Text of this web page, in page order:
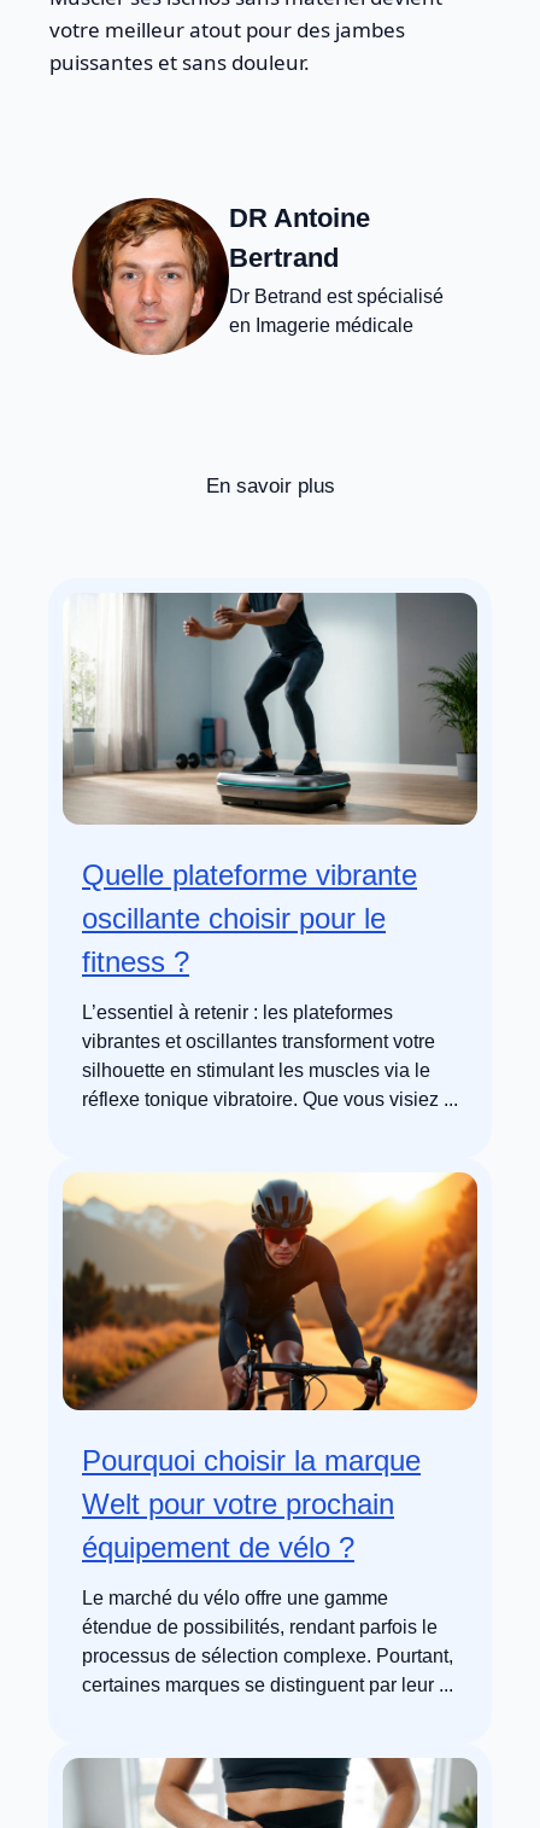
votre meilleur atout pour des jambes
puissantes et sans douleur.
DR Antoine
Bertrand
Dr Betrand est spécialisé
en Imagerie médicale
En savoir plus
Quelle plateforme vibrante
oscillante choisir pour le
fitness ?
L’essentiel à retenir : les plateformes
vibrantes et oscillantes transforment votre
silhouette en stimulant les muscles via le
réflexe tonique vibratoire. Que vous visiez ...
Pourquoi choisir la marque
Welt pour votre prochain
équipement de vélo ?
Le marché du vélo offre une gamme
étendue de possibilités, rendant parfois le
processus de sélection complexe. Pourtant,
certaines marques se distinguent par leur ...